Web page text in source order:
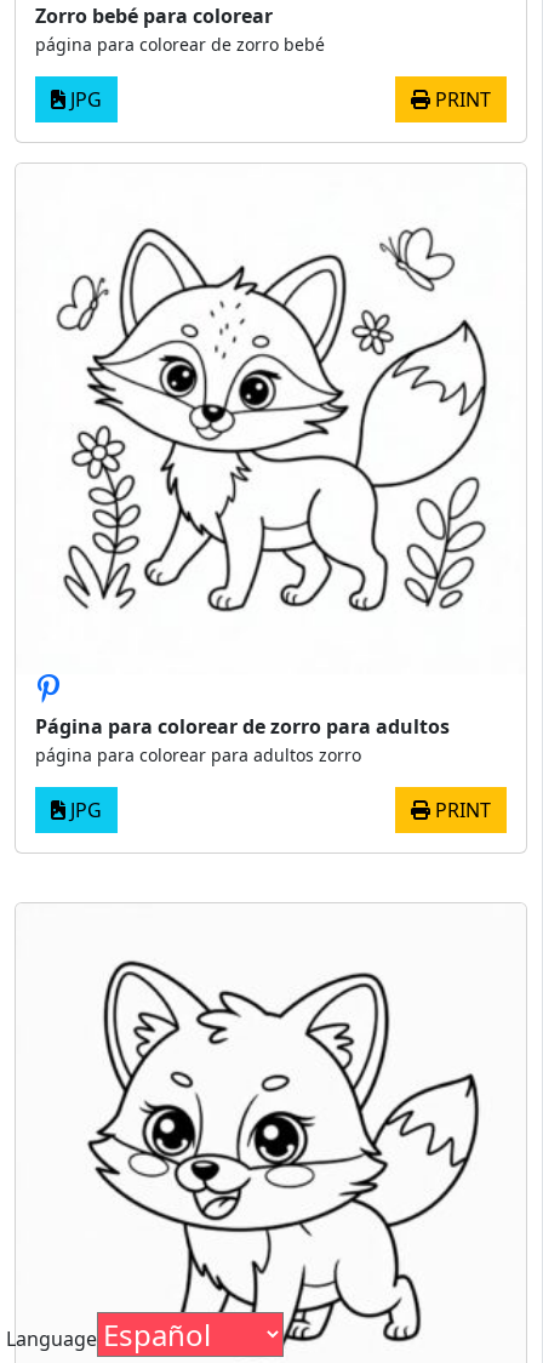
Zorro bebé para colorear
página para colorear de zorro bebé
JPG PRINT
Página para colorear de zorro para adultos
página para colorear para adultos zorro
JPG PRINT
Language